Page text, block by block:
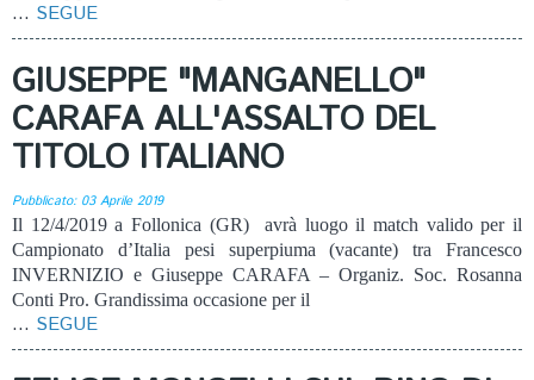
... SEGUE
GIUSEPPE "MANGANELLO"
CARAFA ALL'ASSALTO DEL
TITOLO ITALIANO
Pubblicato: 03 Aprile 2019
Il 12/4/2019 a Follonica (GR) avrà luogo il match valido per il
Campionato d’Italia pesi superpiuma (vacante) tra Francesco
INVERNIZIO e Giuseppe CARAFA – Organiz. Soc. Rosanna
Conti Pro. Grandissima occasione per il
... SEGUE